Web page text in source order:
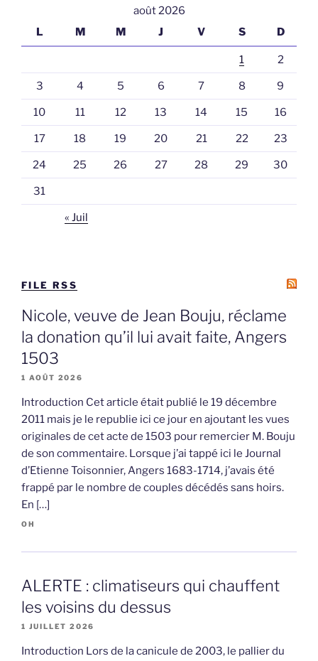
août 2026
L
M M J V S D
1 2
3 4 5 6 7 8 9
10 11 12 13 14 15 16
17 18 19 20 21 22 23
24 25 26 27 28 29 30
31
« Juil
FILE RSS
Nicole, veuve de Jean Bouju, réclame
la donation qu’il lui avait faite, Angers
1503
1 AOÛT 2026
Introduction Cet article était publié le 19 décembre
2011 mais je le republie ici ce jour en ajoutant les vues
originales de cet acte de 1503 pour remercier M. Bouju
de son commentaire. Lorsque j’ai tappé ici le Journal
d’Etienne Toisonnier, Angers 1683-1714, j’avais été
frappé par le nombre de couples décédés sans hoirs.
En […]
OH
ALERTE : climatiseurs qui chauffent
les voisins du dessus
1 JUILLET 2026
Introduction Lors de la canicule de 2003, le pallier du